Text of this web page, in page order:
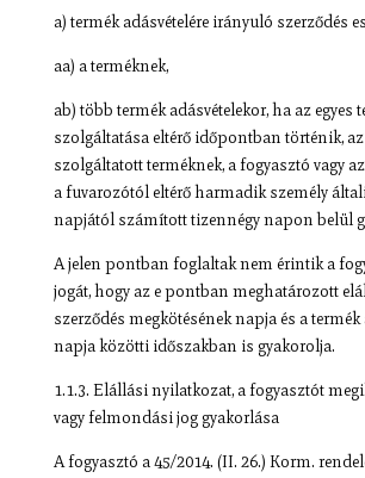
a) termék adásvételére irányuló szerződés
aa) a terméknek,
ab) több termék adásvételekor, ha az egyes
szolgáltatása eltérő időpontban történik,
szolgáltatott terméknek, a fogyasztó vagy
a fuvarozótól eltérő harmadik személy
napjától számított tizennégy napon belül
A jelen pontban foglaltak nem érintik a
jogát, hogy az e pontban meghatározott
szerződés megkötésének napja és a termék
napja közötti időszakban is gyakorolja.
1.1.3. Elállási nyilatkozat, a fogyasztót
vagy felmondási jog gyakorlása
A fogyasztó a 45/2014. (II. 26.) Korm.